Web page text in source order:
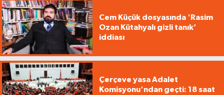
Cem Küçük dosyasında 'Rasim
Ozan Kütahyalı gizli tanık’
iddiası
Çerçeve yasa Adalet
Komisyonu'ndan geçti: 18 saat